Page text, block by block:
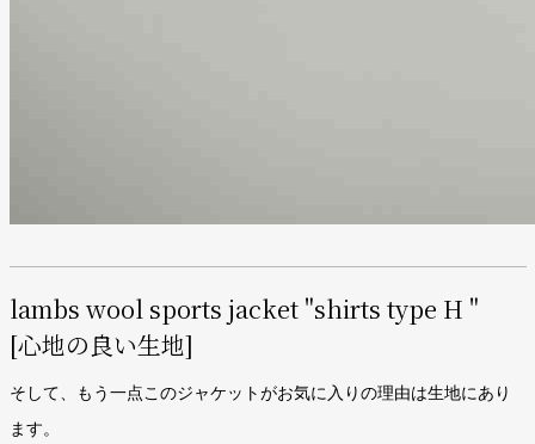
lambs wool sports jacket "shirts type H "
[心地の良い生地]
そして、もう一点このジャケットがお気に入りの理由は生地にあり
ます。